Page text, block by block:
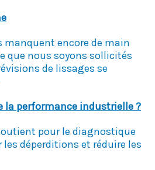
manquent encore de main
que nous soyons sollicités
de lissages se
la performance industrielle ?
pour le diagnostique
déperditions et réduire les